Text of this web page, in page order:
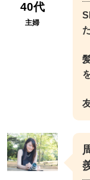
40代
主婦